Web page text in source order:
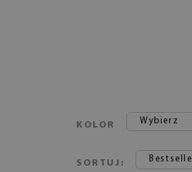
KOLOR Wybierz
SORTUJ: